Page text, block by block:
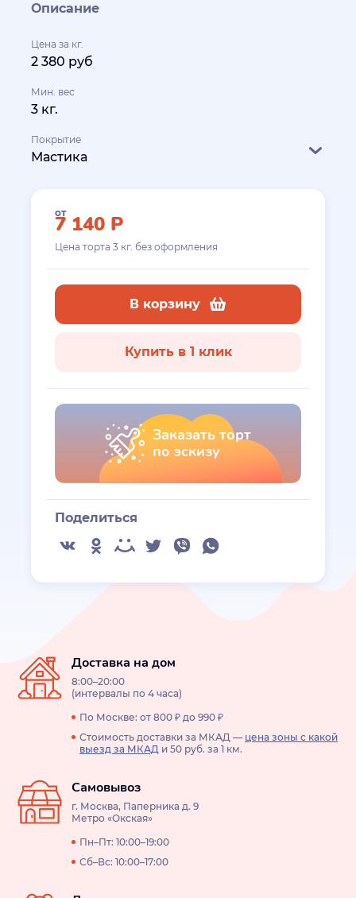
Описание
Цена за кг.
2 380 руб
Мин. вес
3 кг.
Покрытие
Мастика
от
7 140 Р
Цена торта 3 кг. без оформления
В корзину
Купить в 1 клик
Заказать торт
по эскизу
Поделиться
Доставка на дом
8:00–20:00
(интервалы по 4 часа)
По Москве: от 800 ₽ до 990 ₽
Стоимость доставки за МКАД — цена зоны с какой
выезд за МКАД и 50 руб. за 1 км.
Самовывоз
г. Москва, Паперника д. 9
Метро «Окская»
Пн–Пт: 10:00–19:00
Сб–Вс: 10:00–17:00